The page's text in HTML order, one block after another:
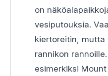
on
vesiputouksia.
kiertoreitin, mutta
rannikon
esimerkiksi